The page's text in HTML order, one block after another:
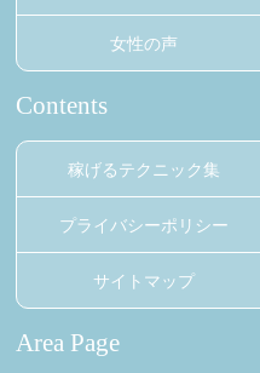
女性の声
Contents
稼げるテクニック集
プライバシーポリシー
サイトマップ
Area Page